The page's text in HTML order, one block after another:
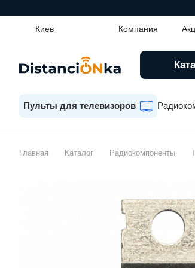
Киев Компания
Пульты для телевизоров
Главная Каталог Радиокомпоненты